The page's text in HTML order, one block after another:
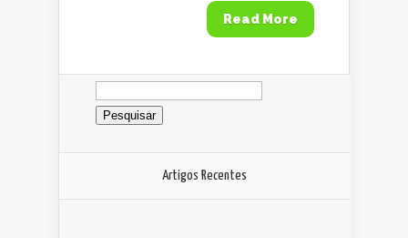
Read More
Pesquisar
por:
Artigos Recentes